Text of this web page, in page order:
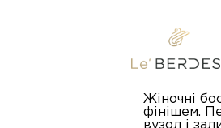
Жіночні
фінішем.
вузол і